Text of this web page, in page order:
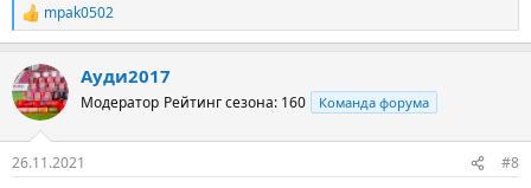
Р
е
к
ц
и
mpak0502
Ауди2017
Модератор Рейтинг сезона: 160 Команда форума
26.11.2021 #8